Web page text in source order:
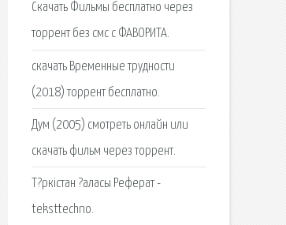
Cкачать Фильмы бесплатно через
торрент без смс с ФАВОРИТА.
скачать Временные трудности
(2018) торрент бесплатно.
Дум (2005) смотреть онлайн или
скачать фильм через торрент.
Т?ркістан ?аласы Реферат -
teksttechno.